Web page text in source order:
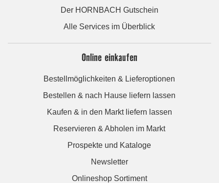
Der HORNBACH Gutschein
Alle Services im Überblick
Online einkaufen
Bestellmöglichkeiten & Lieferoptionen
Bestellen & nach Hause liefern lassen
Kaufen & in den Markt liefern lassen
Reservieren & Abholen im Markt
Prospekte und Kataloge
Newsletter
Onlineshop Sortiment